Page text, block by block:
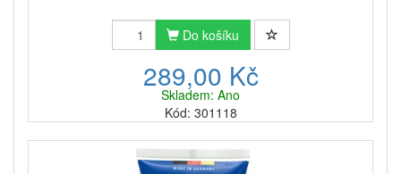
Do košíku
289,00 Kč
Skladem: Ano
Kód: 301118